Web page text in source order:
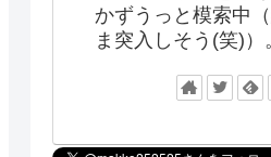
かずうっと模索中
ま突入しそう(笑)）